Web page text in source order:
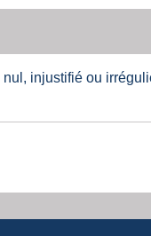
injustifié ou